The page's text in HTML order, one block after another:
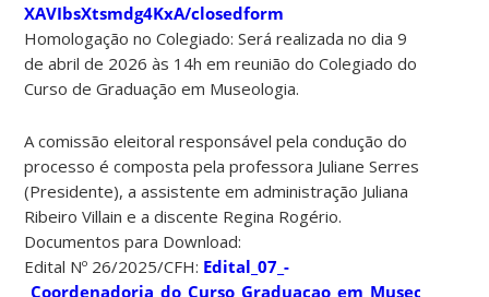
XAVIbsXtsmdg4KxA/closedform
Homologação no Colegiado: Será realizada no dia 9
de abril de 2026 às 14h em reunião do Colegiado do
Curso de Graduação em Museologia.
A comissão eleitoral responsável pela condução do
processo é composta pela professora Juliane Serres
(Presidente), a assistente em administração Juliana
Ribeiro Villain e a discente Regina Rogério.
Documentos para Download:
Edital Nº 26/2025/CFH: Edital_07_-
_Coordenadoria_do_Curso_Graduacao_em_Museologia